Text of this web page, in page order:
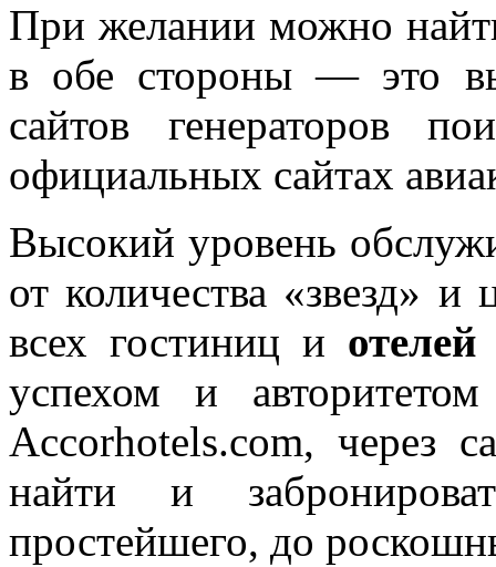
При желании можно
в обе стороны — это
сайтов генераторов
официальных сайтах
Высокий уровень
от количества «звезд»
всех гостиниц и
успехом и
Accorhotels.com, через
найти и
простейшего, до